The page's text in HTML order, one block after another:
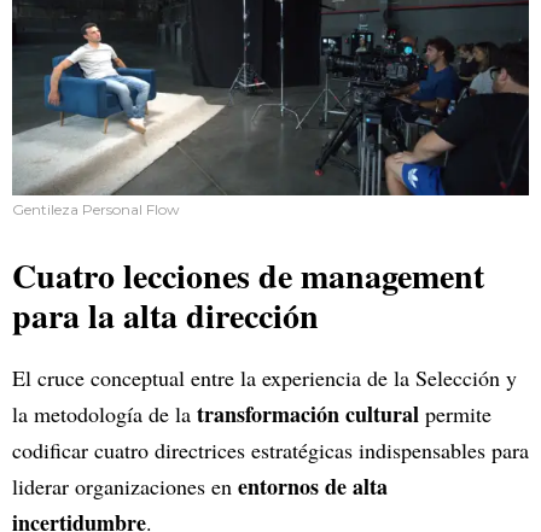
Gentileza Personal Flow
Cuatro lecciones de management
para la alta dirección
El cruce conceptual entre la experiencia de la Selección y
la metodología de la transformación cultural permite
codificar cuatro directrices estratégicas indispensables para
liderar organizaciones en entornos de alta
incertidumbre.